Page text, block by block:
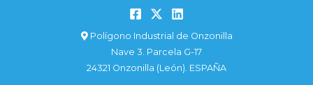
Polígono Industrial de Onzonilla
Nave 3. Parcela G-17
24321 Onzonilla (León). ESPAÑA